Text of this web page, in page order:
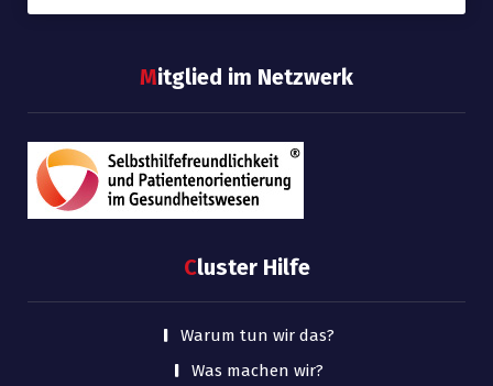
Mitglied im Netzwerk
Cluster Hilfe
Warum tun wir das?
Was machen wir?